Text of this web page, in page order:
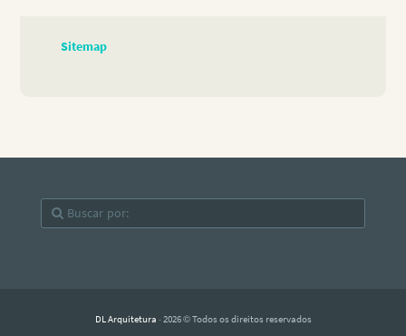
Sitemap
DL Arquitetura · 2026 © Todos os direitos reservados